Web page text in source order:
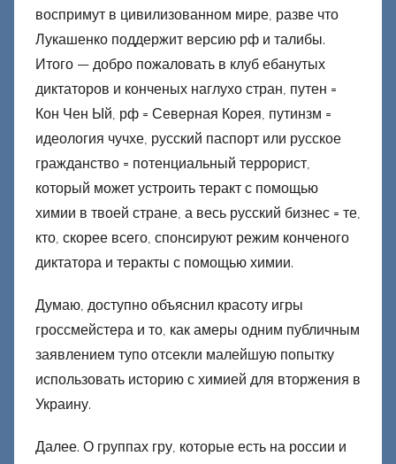
воспримут в цивилизованном мире, разве что
Лукашенко поддержит версию рф и талибы.
Итого — добро пожаловать в клуб ебанутых
диктаторов и конченых наглухо стран, путен =
Кон Чен Ый, рф = Северная Корея, путинзм =
идеология чучхе, русский паспорт или русское
гражданство = потенциальный террорист,
который может устроить теракт с помощью
химии в твоей стране, а весь русский бизнес = те,
кто, скорее всего, спонсируют режим конченого
диктатора и теракты с помощью химии.
Думаю, доступно объяснил красоту игры
гроссмейстера и то, как амеры одним публичным
заявлением тупо отсекли малейшую попытку
использовать историю с химией для вторжения в
Украину.
Далее. О группах гру, которые есть на россии и